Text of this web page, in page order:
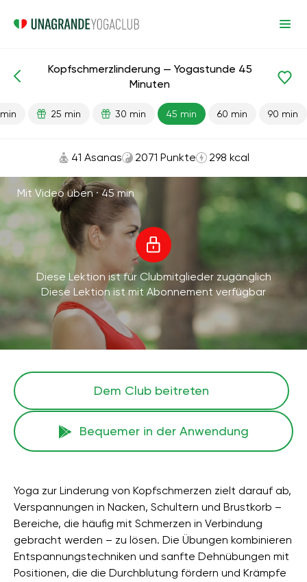
Kopf
Kopfschmerzlinderung — Yogastunde 45
Minuten
25 min 30 min 45 min 60 min 90 min
41 Asanas 2071 Punkte 298 kcal
Mit Video üben ·45 min
Diese Lektion ist für Clubmitglieder zugänglich
Diese Lektion ist mit Abonnement verfügbar
Dem Club beitreten
Bequemer in der Anwendung
Yoga zur Linderung von Kopfschmerzen zielt darauf ab,
Verspannungen in Nacken, Schultern und Brustkorb –
Bereiche, die häufig mit Schmerzen in Verbindung
gebracht werden – zu lösen. Die Übungen kombinieren
Entspannungstechniken und sanfte Dehnübungen mit
Positionen, die die Durchblutung fördern und Krämpfe